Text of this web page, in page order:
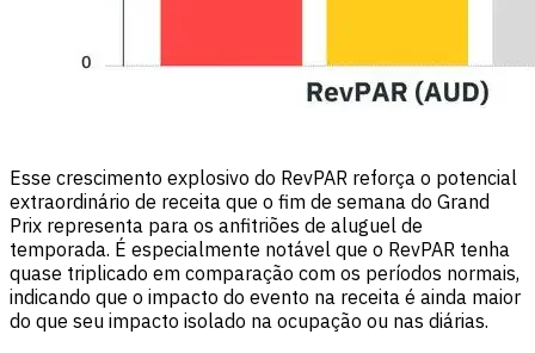
Esse crescimento explosivo do RevPAR reforça o potencial
extraordinário de receita que o fim de semana do Grand
Prix representa para os anfitriões de aluguel de
temporada. É especialmente notável que o RevPAR tenha
quase triplicado em comparação com os períodos normais,
indicando que o impacto do evento na receita é ainda maior
do que seu impacto isolado na ocupação ou nas diárias.